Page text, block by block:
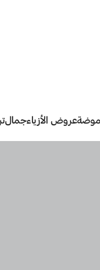
موضةعروض الأزياءجمال